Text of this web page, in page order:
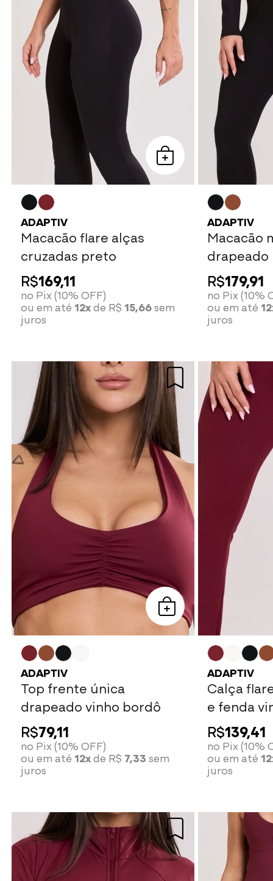
ADAPTIV
Macacão flare alças
cruzadas preto
R$169,11
no Pix (10% OFF)
ou em até 12xde R$ 15,66sem
juros
ADAPTIV
Macacão
R$179,91
no Pix (10%
ou em até
juros
ADAPTIV
Top frente única
drapeado vinho bordô
R$79,11
no Pix (10% OFF)
ou em até 12xde R$ 7,33 sem
juros
ADAPTIV
Calça
e fenda
R$139,41
no Pix (10%
ou em até
juros